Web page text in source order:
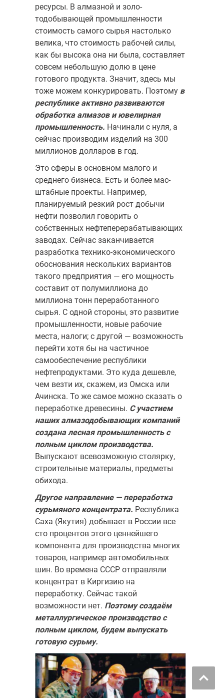
ресурсы. В алмазной и золо­
тодобывающей промышленности
стоимость самого сырья настолько
велика, что стоимость рабочей силы,
как бы высока она ни была, состав­ляет
совсем небольшую долю в цене
готового продукта. Значит, здесь мы
тоже можем конкурировать. Поэтому в
республике активно разви­ваются
обработка алмазов и ювелирная
промышленность. Начи­нали с нуля, а
сейчас производим изделий на 300
миллионов долларов в год.
Это сферы в основном малого и
среднего бизнеса. Есть и более мас­
штабные проекты. Например,
планируемый резкий рост добычи
нефти позволил говорить о
собственных нефтеперерабатывающих
заводах. Сейчас заканчивается
разработка технико-экономического
обоснова­ния нескольких вариантов
такого предприятия — его мощность
составит от полумиллиона до
миллиона тонн переработанного
сырья. С одной стороны, это развитие
промышленности, новые рабочие
места, налоги; с другой — возможность
перейти хотя бы на частичное
самообеспечение республики
нефтепродуктами. Это куда дешевле,
чем везти их, скажем, из Омска или
Ачинска. То же самое можно сказать о
переработке древе­сины. С участием
наших алмазодобывающих компаний
создана лес­ная промышленность с
полным циклом производства.
Выпускают всевозможную столярку,
строительные материалы, предметы
обихода.
Другое направление — переработка
сурьмяного концентрата. Республика
Саха (Якутия) добывает в России все
сто процентов этого ценнейшего
компонента для производства многих
товаров, например автомобильных
шин. Во времена СССР отправляли
концентрат в Кирги­зию на
переработку. Сейчас такой
возможности нет. Поэтому создаём
металлургическое производство с
полным циклом, будем выпу­скать
готовую сурьму.